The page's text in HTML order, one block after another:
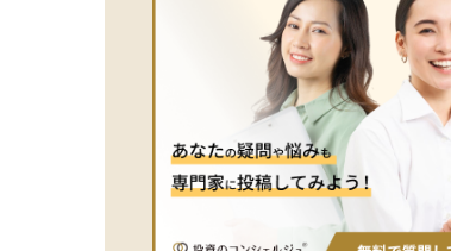
性に優れています。投資の世界では、仮
想通貨の基盤として知られており、近年
は金融や不動産、証券などさまざまな分
野でも注目されています。投資初心者に
とっては、まず仮想通貨の仕組みを理解
する入り口として知っておくと役立つ技
術です。